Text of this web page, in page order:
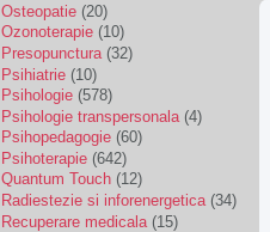
Osteopatie (20)
Ozonoterapie (10)
Presopunctura (32)
Psihiatrie (10)
Psihologie (578)
Psihologie transpersonala (4)
Psihopedagogie (60)
Psihoterapie (642)
Quantum Touch (12)
Radiestezie si inforenergetica(34)
Recuperare medicala (15)